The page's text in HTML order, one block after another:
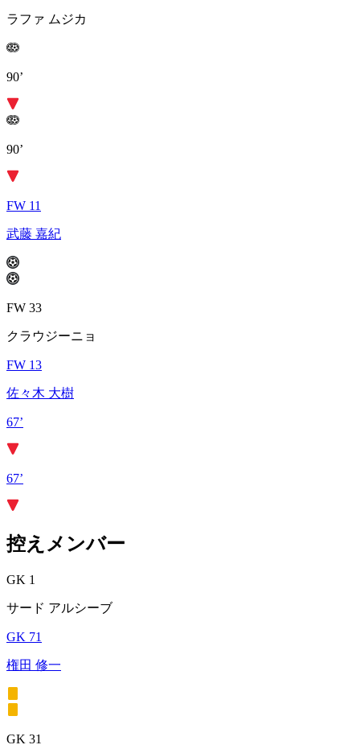
ラファ ムジカ
90’
90’
FW 11
武藤 嘉紀
FW 33
クラウジーニョ
FW 13
佐々木 大樹
67’
67’
控えメンバー
GK 1
サード アルシーブ
GK 71
権田 修一
GK 31